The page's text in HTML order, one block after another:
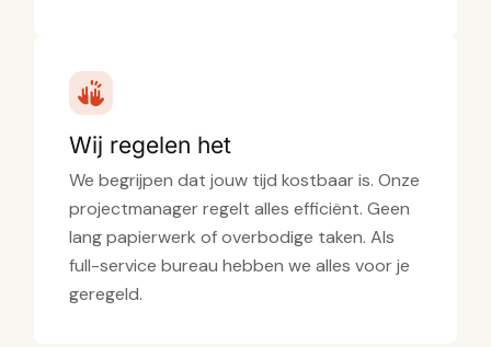
Wij regelen het
We begrijpen dat jouw tijd kostbaar is. Onze
projectmanager regelt alles efficiënt. Geen
lang papierwerk of overbodige taken. Als
full-service bureau hebben we alles voor je
geregeld.